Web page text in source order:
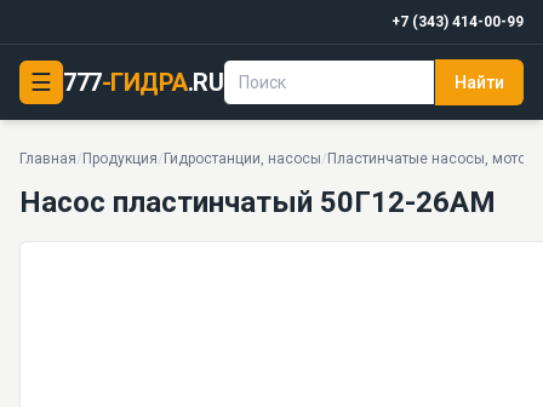
+7 (343) 414-00-99
☰ 777-ГИДРА.RU Найти
Главная/ Продукция/ Гидростанции, насосы/ Пластинчатые насосы, моторы
Насос пластинчатый 50Г12-26АМ
Насос пластинчатый 50Г12-26АМ